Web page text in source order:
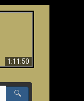
1:11:50
🔍